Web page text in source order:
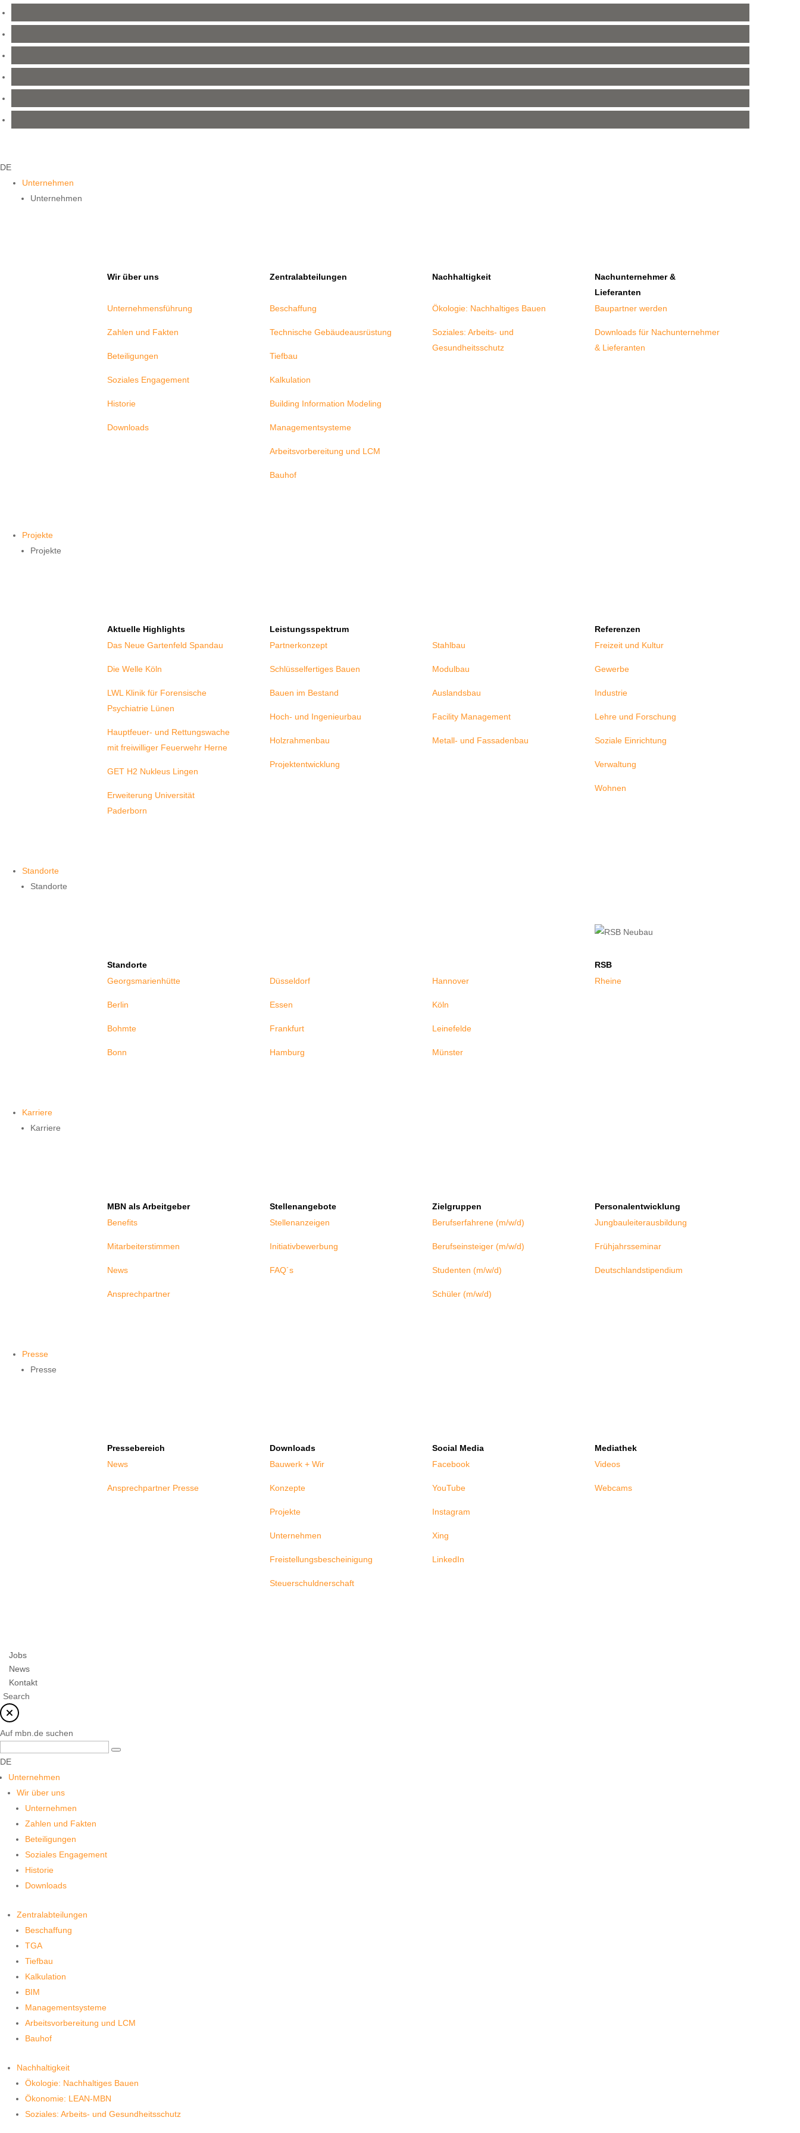
DE
Unternehmen
Unternehmen
Wir über uns Zentralabteilungen Nachhaltigkeit
Nachunternehmer &
Lieferanten
Unternehmensführung
Zahlen und Fakten
Beteiligungen
Soziales Engagement
Historie
Downloads
Beschaffung
Technische Gebäudeausrüstung
Tiefbau
Kalkulation
Building Information Modeling
Managementsysteme
Arbeitsvorbereitung und LCM
Bauhof
Ökologie: Nachhaltiges Bauen
Soziales: Arbeits- und
Gesundheitsschutz
Baupartner werden
Downloads für Nachunternehmer
& Lieferanten
Projekte
Projekte
Aktuelle Highlights Leistungsspektrum
Referenzen
Das Neue Gartenfeld Spandau
Die Welle Köln
LWL Klinik für Forensische
Psychiatrie Lünen
Hauptfeuer- und Rettungswache
mit freiwilliger Feuerwehr Herne
GET H2 Nukleus Lingen
Erweiterung Universität
Paderborn
Partnerkonzept
Schlüsselfertiges Bauen
Bauen im Bestand
Hoch- und Ingenieurbau
Holzrahmenbau
Projektentwicklung
Stahlbau
Modulbau
Auslandsbau
Facility Management
Metall- und Fassadenbau
Freizeit und Kultur
Gewerbe
Industrie
Lehre und Forschung
Soziale Einrichtung
Verwaltung
Wohnen
Standorte
Standorte
Standorte
RSB
Georgsmarienhütte
Berlin
Bohmte
Bonn
Düsseldorf
Essen
Frankfurt
Hamburg
Hannover
Köln
Leinefelde
Münster
Rheine
Karriere
Karriere
MBN als Arbeitgeber Stellenangebote Zielgruppen
Personalentwicklung
Benefits
Mitarbeiterstimmen
News
Ansprechpartner
Stellenanzeigen
Initiativbewerbung
FAQ´s
Berufserfahrene (m/w/d)
Berufseinsteiger (m/w/d)
Studenten (m/w/d)
Schüler (m/w/d)
Jungbauleiterausbildung
Frühjahrsseminar
Deutschlandstipendium
Presse
Presse
Pressebereich Downloads Social Media
Mediathek
News
Ansprechpartner Presse
Bauwerk + Wir
Konzepte
Projekte
Unternehmen
Freistellungsbescheinigung
Steuerschuldnerschaft
Facebook
YouTube
Instagram
Xing
LinkedIn
Videos
Webcams
Jobs
News
Kontakt
Search
Auf mbn.de suchen
DE
Unternehmen
Wir über uns
Unternehmen
Zahlen und Fakten
Beteiligungen
Soziales Engagement
Historie
Downloads
Zentralabteilungen
Beschaffung
TGA
Tiefbau
Kalkulation
BIM
Managementsysteme
Arbeitsvorbereitung und LCM
Bauhof
Nachhaltigkeit
Ökologie: Nachhaltiges Bauen
Ökonomie: LEAN-MBN
Soziales: Arbeits- und Gesundheitsschutz